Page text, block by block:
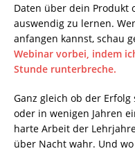
Daten über dein Produkt
auswendig zu lernen.
anfangen kannst, schau
Webinar vorbei, indem
Stunde runterbreche.
Ganz gleich ob der
oder in wenigen Jahren
harte Arbeit der
über Nacht wahr. Und